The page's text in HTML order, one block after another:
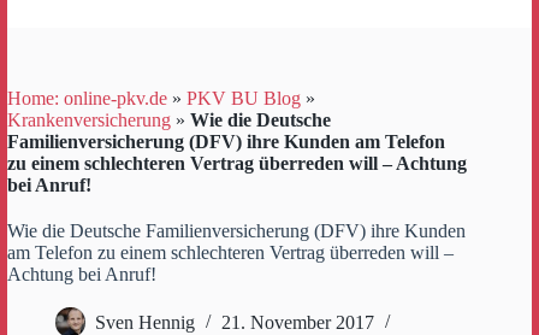
Home: online-pkv.de » PKV BU Blog »
Krankenversicherung » Wie die Deutsche
Familienversicherung (DFV) ihre Kunden am Telefon
zu einem schlechteren Vertrag überreden will – Achtung
bei Anruf!
Wie die Deutsche Familienversicherung (DFV) ihre Kunden
am Telefon zu einem schlechteren Vertrag überreden will –
Achtung bei Anruf!
Sven Hennig
21. November 2017